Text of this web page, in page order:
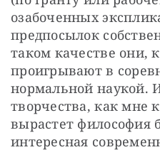
озабоченных
предпосылок
таком качестве они,
проигрывают в
нормальной наукой.
творчества, как мне
вырастет философия
интересная